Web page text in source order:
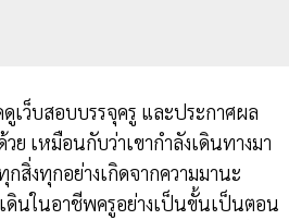
เว็บสอบบรรจุครู และประกาศผล
เหมือนกับว่าเขากำลังเดินทางมา
สิ่งทุกอย่างเกิดจากความมานะ
ดินในอาชีพครูอย่างเป็นขั้นเป็นตอน